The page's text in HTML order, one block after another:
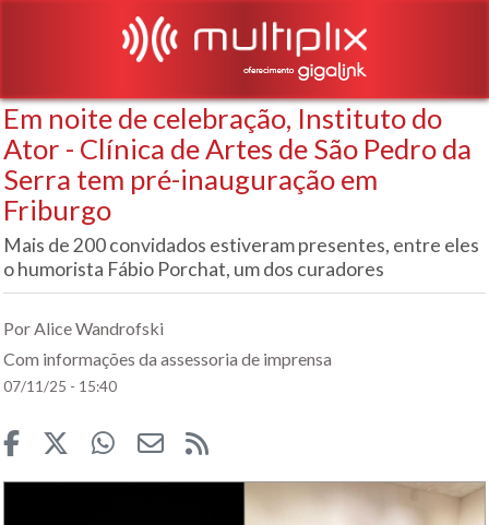
Em noite de celebração, Instituto do
Ator - Clínica de Artes de São Pedro da
Serra tem pré-inauguração em
Friburgo
Mais de 200 convidados estiveram presentes, entre eles
o humorista Fábio Porchat, um dos curadores
Por Alice Wandrofski
Com informações da assessoria de imprensa
07/11/25 - 15:40